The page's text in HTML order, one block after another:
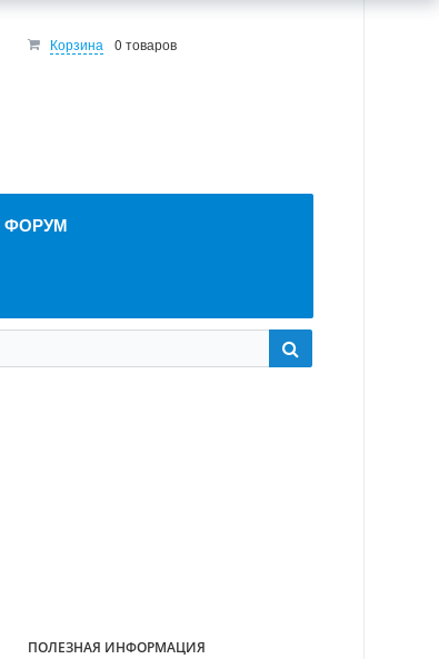
Корзина 0 товаров
ФОРУМ
ПОЛЕЗНАЯ ИНФОРМАЦИЯ